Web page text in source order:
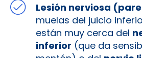
Lesión nerviosa
muelas del juicio
están muy cerca del
inferior (que da